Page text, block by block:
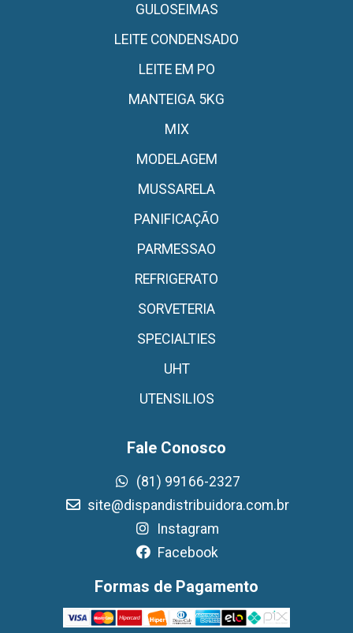
GULOSEIMAS
LEITE CONDENSADO
LEITE EM PO
MANTEIGA 5KG
MIX
MODELAGEM
MUSSARELA
PANIFICAÇÃO
PARMESSAO
REFRIGERATO
SORVETERIA
SPECIALTIES
UHT
UTENSILIOS
Fale Conosco
(81) 99166-2327
site@dispandistribuidora.com.br
Instagram
Facebook
Formas de Pagamento